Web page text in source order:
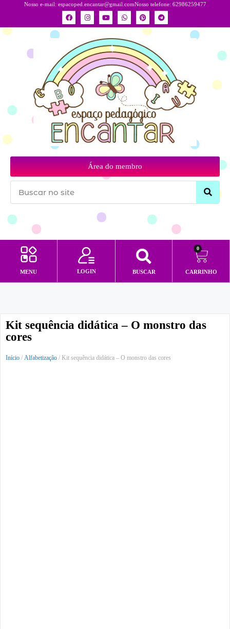
Nosso e-mail: espacoped.encantar@gmail.comNosso telefone: 62986259477
Área do membro
MENU LOGIN BUSCAR
0
CARRINHO
Kit sequência didática – O monstro das
cores
Início / Alfabetização / Kit sequência didática – O monstro das cores